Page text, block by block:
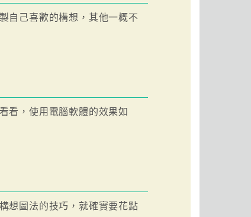
自己喜歡的構想，其他一概不
看，使用電腦軟體的效果如
想圖法的技巧，就確實要花點